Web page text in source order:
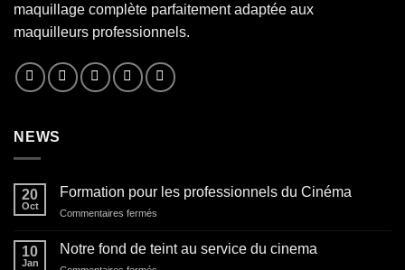
maquillage complète parfaitement adaptée aux
maquilleurs professionnels.
NEWS
20
Oct
Formation pour les professionnels du Cinéma
Commentaires fermés
pour
10
Jan
Notre fond de teint au service du cinema